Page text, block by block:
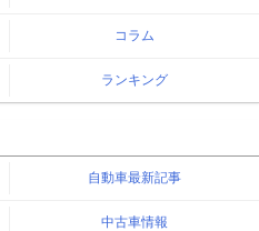
コラム
ランキング
自動車最新記事
中古車情報